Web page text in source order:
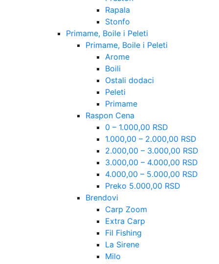
Rapala
Stonfo
Primame, Boile i Peleti
Primame, Boile i Peleti
Arome
Boili
Ostali dodaci
Peleti
Primame
Raspon Cena
0 – 1.000,00 RSD
1.000,00 – 2.000,00 RSD
2.000,00 – 3.000,00 RSD
3.000,00 – 4.000,00 RSD
4.000,00 – 5.000,00 RSD
Preko 5.000,00 RSD
Brendovi
Carp Zoom
Extra Carp
Fil Fishing
La Sirene
Milo